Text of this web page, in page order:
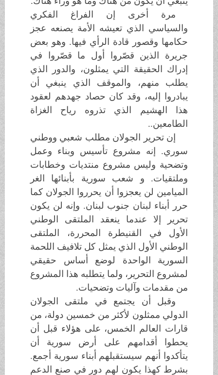
مرة أخرى إن الفراغ الفكري
والسياسي الذي تعيشه الأمة يصنعه عجز
حكامها وقصور قادة الرأي فيها. وهو بعض
جريرة الذين قصّروا أول ما قصّروا في
إدراك الحقيقة التي يمثلون، والدور الذي
يطلب منهم، والموقف الذي ينبغي أن
يبادروا إليه، وقد كان حصاد جهدهم لعقود
هذا الهشيم الذي تذروه رياح الغزاة
الطامعين..
إن تحرير الجولان مطلب شعبي ووطني
سوري. إنه مشروع تأسيس وبناء وعمل
وتضحية وليس مشروع منتديات وخطابات
وملتقيات. و شعب سورية بأبنائها الغر
الميامين لن يعجزوا أن يحرروا الجولان كما
حرر أبناء لبنان جنوب لبنان. وإنه لن يكون
تحرير إلا عندما ينعقد الملتقى الوطني
الأول في القنيطرة المحررة، الملتقى
الوطني الأول الذي يمثل كل تلافيف اللحمة
السورية الواحدة لوضع أساس حقيقي
لمشروع التحرير، ولما يتطلبه هذا المشروع
من مقدمات وآليات وتضحيات.
وقبل أن يجتمع في ملتقى الجولان
الدولي ممثلون لأكثر من خمسين دولة، من
قارات العالم الخمس، على هؤلاء قبل أن
يحطوا أقدامهم على أرض سورية أن
يتأكدوا أنهم سيستقبلهم أبناء سورية أجمع.
بشرط كهذا يكون لهم دور في صنع الدعم